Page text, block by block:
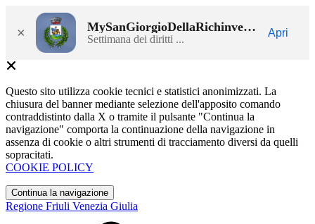
× MySanGiorgioDellaRichinvelda
Settimana dei diritti ...
Apri
Questo sito utilizza cookie tecnici e statistici anonimizzati. La
chiusura del banner mediante selezione dell'apposito comando
contraddistinto dalla X o tramite il pulsante "Continua la
navigazione" comporta la continuazione della navigazione in
assenza di cookie o altri strumenti di tracciamento diversi da quelli
sopracitati.
COOKIE POLICY
Continua la navigazione
Regione Friuli Venezia Giulia